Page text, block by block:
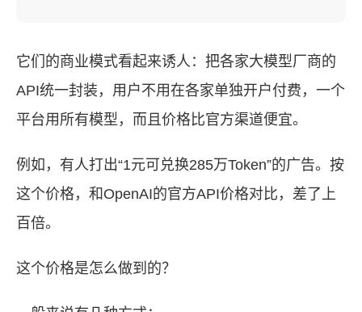
它们的商业模式看起来诱人：把各家大模型厂商的
API统一封装，用户不用在各家单独开户付费，一个
平台用所有模型，而且价格比官方渠道便宜。
例如，有人打出“1元可兑换285万Token”的广告。按
这个价格，和OpenAI的官方API价格对比，差了上
百倍。
这个价格是怎么做到的？